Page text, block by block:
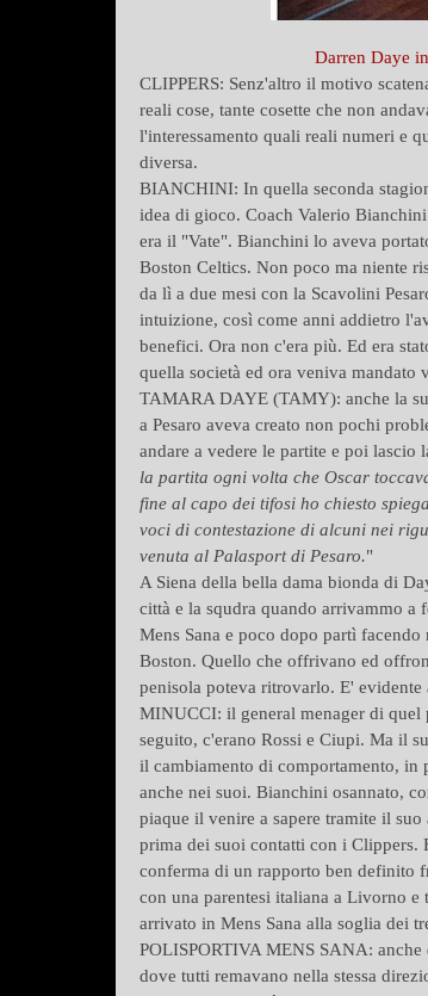
Darren Daye
CLIPPERS: Senz'altro il motivo
reali cose, tante cosette che non
l'interessamento quali reali numeri e
diversa.
BIANCHINI: In quella seconda
idea di gioco. Coach Valerio
era il "Vate". Bianchini lo aveva
Boston Celtics. Non poco ma niente
da lì a due mesi con la Scavolini
intuizione, così come anni addietro
benefici. Ora non c'era più. Ed era
quella società ed ora veniva mandato
TAMARA DAYE (TAMY): anche la
a Pesaro aveva creato non pochi
andare a vedere le partite e poi
la partita ogni volta che Oscar
fine al capo dei tifosi ho chiesto
voci di contestazione di alcuni nei
venuta al Palasport di Pesaro."
A Siena della bella dama bionda di
città e la squdra quando arrivammo a
Mens Sana e poco dopo partì
Boston. Quello che offrivano ed
penisola poteva ritrovarlo. E' evidente
MINUCCI: il general menager di quel
seguito, c'erano Rossi e Ciupi. Ma il
il cambiamento di comportamento, in
anche nei suoi. Bianchini osannato,
piaque il venire a sapere tramite il suo
prima dei suoi contatti con i Clippers.
conferma di un rapporto ben definito
con una parentesi italiana a Livorno e
arrivato in Mens Sana alla soglia dei
POLISPORTIVA MENS SANA: anche
dove tutti remavano nella stessa